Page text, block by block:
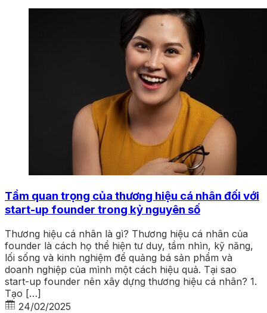
Tầm quan trọng của thương hiệu cá nhân đối với
start-up founder trong kỷ nguyên số
Thương hiệu cá nhân là gì? Thương hiệu cá nhân của
founder là cách họ thể hiện tư duy, tầm nhìn, kỹ năng,
lối sống và kinh nghiệm để quảng bá sản phẩm và
doanh nghiệp của mình một cách hiệu quả. Tại sao
start-up founder nên xây dựng thương hiệu cá nhân? 1.
Tạo […]
24/02/2025